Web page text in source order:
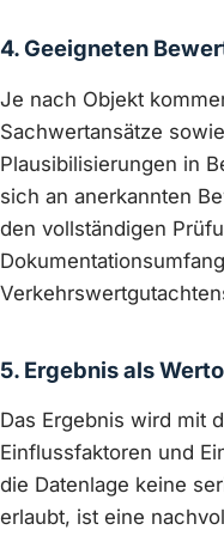
4. Geeigneten
Je nach Objekt
Sachwertansätze
Plausibilisierungen in
sich an anerkannten
den vollständigen
5. Ergebnis als
Das Ergebnis wird mit
Einflussfaktoren und
die Datenlage keine
erlaubt, ist eine